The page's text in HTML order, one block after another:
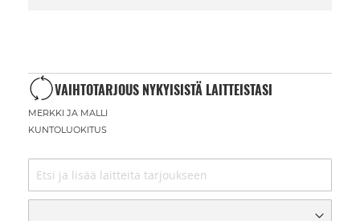
VAIHTOTARJOUS NYKYISISTÄ LAITTEISTASI
MERKKI JA MALLI
KUNTOLUOKITUS